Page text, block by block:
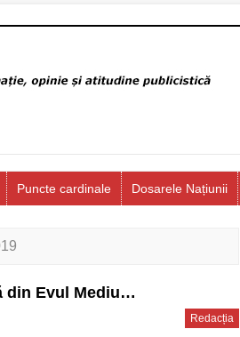
Puncte cardinale Dosarele Națiunii
din Evul Mediu…
Redacția